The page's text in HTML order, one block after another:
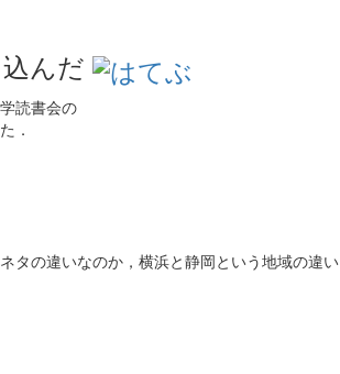
んだ
読書会の
．
タの違いなのか，横浜と静岡という地域の違い